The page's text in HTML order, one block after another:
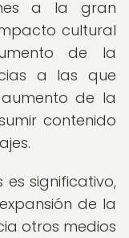
a la gran
cultural
de la
a las que
de la
contenido
significativo,
de la
otros medios